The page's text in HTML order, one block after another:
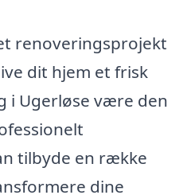
renoveringsprojekt
dit hjem et frisk
i Ugerløse være den
tilbyde en række
dine